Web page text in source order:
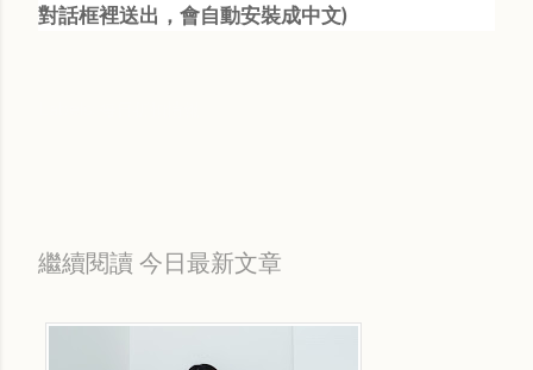
對話框裡送出，會自動安裝成中文)
繼續閱讀 今日最新文章